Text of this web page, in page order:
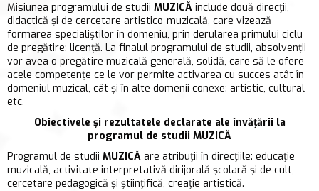
Misiunea programului de studii MUZICĂ include două direcții,
didactică și de cercetare artistico-muzicală, care vizează
formarea specialiștilor în domeniu, prin derularea primului ciclu
de pregătire: licență. La finalul programului de studii, absolvenții
vor avea o pregătire muzicală generală, solidă, care să le ofere
acele competențe ce le vor permite activarea cu succes atât în
domeniul muzical, cât și în alte domenii conexe: artistic, cultural
etc.
Obiectivele și rezultatele declarate ale învățării la
programul de studii MUZICĂ
Programul de studii MUZICĂ are atribuţii în direcţiile: educaţie
muzicală, activitate interpretativă dirijorală şcolară şi de cult,
cercetare pedagogică şi ştiinţifică, creaţie artistică.